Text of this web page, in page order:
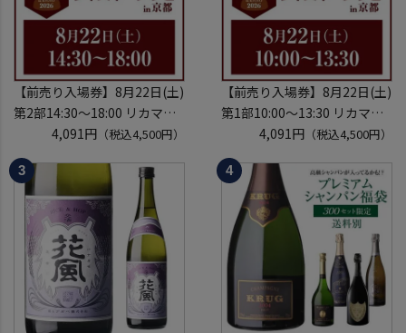
【前売り入場券】8月22日(土)
第2部14:30～18:00 リカマン
ウイスキーメッセ in京都
2026 1枚
入場券となるeチケットは【8
月中旬】にメールにて配信予
※代引き決済不可
4,091円（税込4,500円）
【前売り入場券】8月22日(土)
第1部10:00～13:30 リカマン
ウイスキーメッセ in京都
2026 1枚
入場券となるeチケットは【8
月中旬】にメールにて配信予
※代引き決済不可
4,091円 （税込4,500円）